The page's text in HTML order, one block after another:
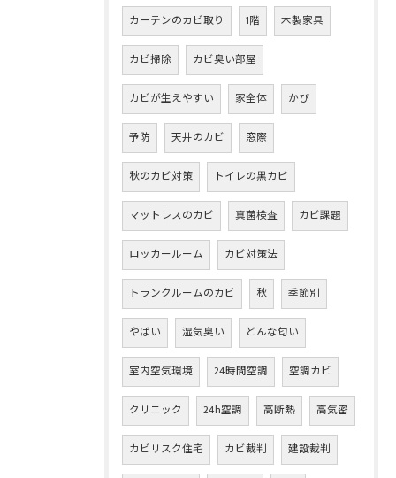
カーテンのカビ取り 1階 木製家具
カビ掃除 カビ臭い部屋
カビが生えやすい 家全体 かび
予防 天井のカビ 窓際
秋のカビ対策 トイレの黒カビ
マットレスのカビ 真菌検査 カビ課題
ロッカールーム カビ対策法
トランクルームのカビ 秋 季節別
やばい 湿気臭い どんな匂い
室内空気環境 24時間空調 空調カビ
クリニック 24h空調 高断熱 高気密
カビリスク住宅 カビ裁判 建設裁判